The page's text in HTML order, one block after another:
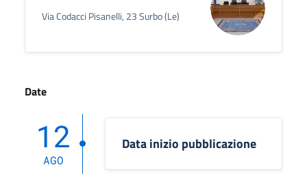
Via Codacci Pisanelli, 23 Surbo (Le)
Date
12
AGO
Data inizio pubblicazione